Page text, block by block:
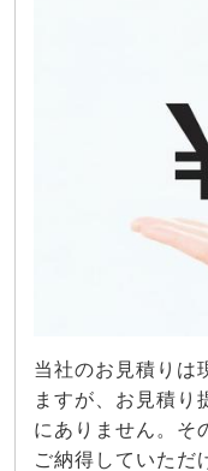
当社のお見積りは
ますが、お見積り
にありません。そ
ご納得していただ